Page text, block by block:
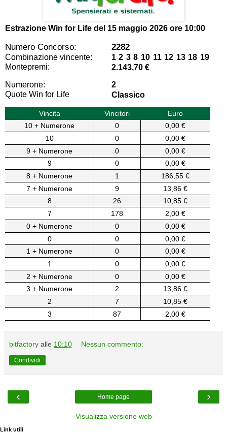
Estrazione Win for Life del 15 maggio 2026 ore 10:00
Numero Concorso: 2282
Combinazione vincente:
1 2 3 8 10 11 12 13 18 19
Montepremi:
2.143,70 €
Numerone:
2
Quote Win for Life
Classico
Vincita Vincitori
Euro
10 + Numerone
0
0,00 €
10
0
0,00 €
9 + Numerone
0
0,00 €
9
0
0,00 €
8 + Numerone
1
186,55 €
7 + Numerone
9
13,86 €
8
26
10,85 €
7
178
2,00 €
0 + Numerone
0
0,00 €
0
0
0,00 €
1 + Numerone
0
0,00 €
1
0
0,00 €
2 + Numerone
0
0,00 €
3 + Numerone
2
13,86 €
2
7
10,85 €
3
87 2,00 €
bitfactory alle 10:10 Nessun commento:
Condividi
‹ ›
Home page
Visualizza versione web
Link utili